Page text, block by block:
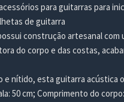
para guitarras para
de guitarra
construção artesanal
do corpo e das costas,
e nítido, esta guitarra acústica
50 cm; Comprimento do